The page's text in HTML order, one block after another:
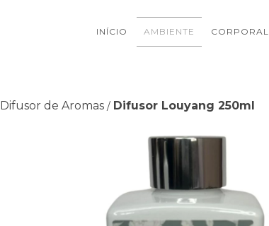
INÍCIO AMBIENTE CORPORAL
Difusor de Aromas / Difusor Louyang 250ml